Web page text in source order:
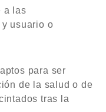
a las
usuario o
para ser
de la salud o de
tras la